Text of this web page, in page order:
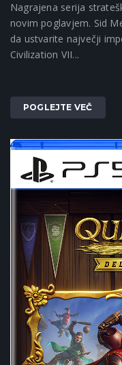
Nagrajena serija
novim poglavjem. Sid
da ustvarite največji
Civilization VII...
POGLEJTE VEČ